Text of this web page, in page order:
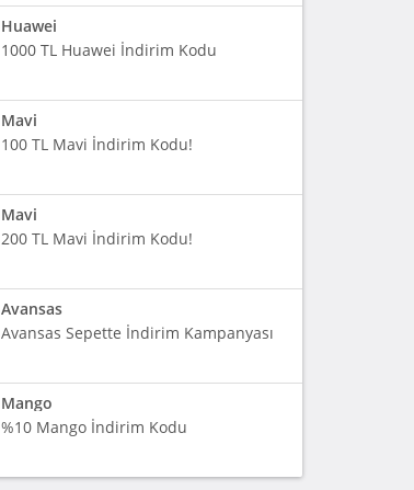
Huawei
1000 TL Huawei İndirim Kodu
Mavi
100 TL Mavi İndirim Kodu!
Mavi
200 TL Mavi İndirim Kodu!
Avansas
Avansas Sepette İndirim Kampanyası
Mango
%10 Mango İndirim Kodu